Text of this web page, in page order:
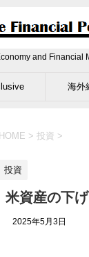
and Financial
海外
HOME > 投資 >
投資
米資産の下
2025年5月3日